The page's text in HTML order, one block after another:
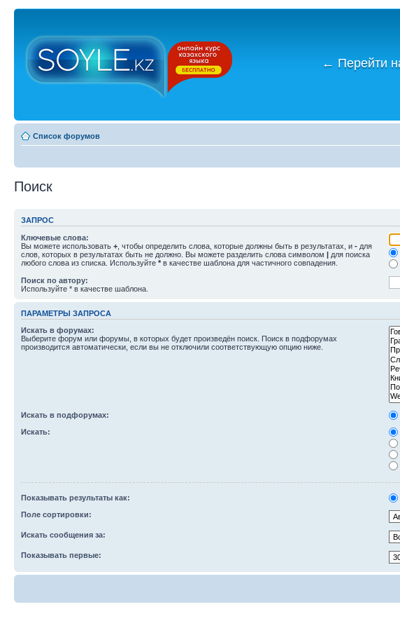
← Перейти
Список форумов
Поиск
ЗАПРОС
Ключевые слова:
Вы можете использовать + , чтобы определить слова, которые должны быть в результатах, и - для
слов, которых в результатах быть не должно. Вы можете разделить слова символом | для поиска
любого слова из списка. Используйте * в качестве шаблона для частичного совпадения.
Поиск по автору:
Используйте * в качестве шаблона.
ПАРАМЕТРЫ ЗАПРОСА
Искать в форумах:
Выберите форум или форумы, в которых будет произведён поиск. Поиск в подфорумах
производится автоматически, если вы не отключили соответствующую опцию ниже.
Искать в подфорумах:
Искать:
Показывать результаты как:
Поле сортировки:
Искать сообщения за:
Показывать первые: